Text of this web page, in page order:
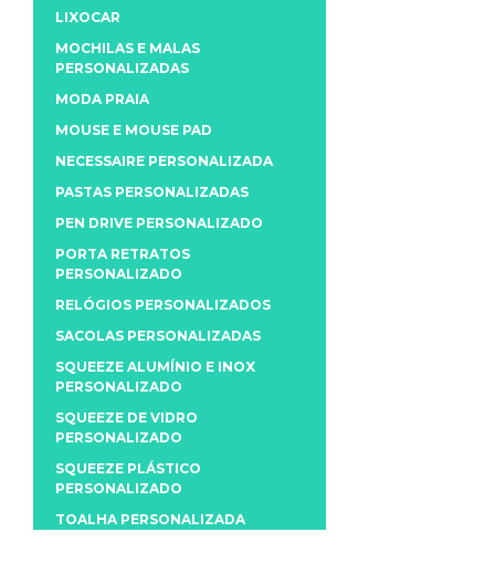
LIXOCAR
MOCHILAS E MALAS
PERSONALIZADAS
MODA PRAIA
MOUSE E MOUSE PAD
NECESSAIRE PERSONALIZADA
PASTAS PERSONALIZADAS
PEN DRIVE PERSONALIZADO
PORTA RETRATOS
PERSONALIZADO
RELÓGIOS PERSONALIZADOS
SACOLAS PERSONALIZADAS
SQUEEZE ALUMÍNIO E INOX
PERSONALIZADO
SQUEEZE DE VIDRO
PERSONALIZADO
SQUEEZE PLÁSTICO
PERSONALIZADO
TOALHA PERSONALIZADA